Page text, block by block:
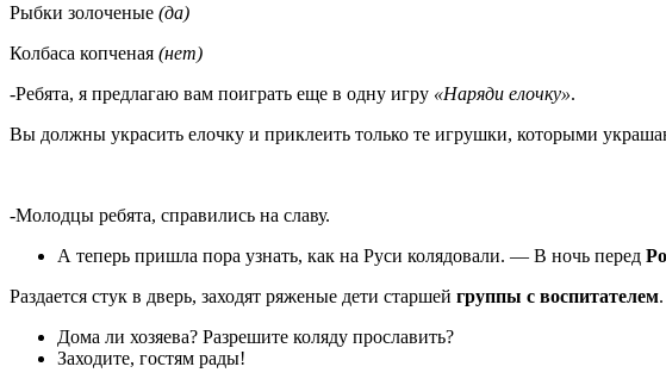
Рыбки золоченые (да)
Колбаса копченая (нет)
-Ребята, я предлагаю вам поиграть еще в одну игру «Наряди елочку».
Вы должны украсить елочку и приклеить только те игрушки, которыми
-Молодцы ребята, справились на славу.
А теперь пришла пора узнать, как на Руси колядовали. — В ночь перед
Раздается стук в дверь, заходят ряженые дети старшей группы с воспитателем.
Дома ли хозяева? Разрешите коляду прославить?
Заходите, гостям рады!